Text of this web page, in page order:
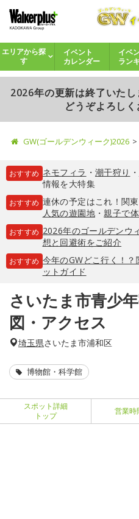
エリアから探
す
イベント
カレンダー
イベ
ラン
2026年の更新は終了いた
どうぞよろしく
GW(ゴールデンウィーク)2026
おすすめ ネモフィラ ・ 潮干狩り ・
情報を大特集
おすすめ 連休の予定はこれ！関
人気の遊園地・親子で
おすすめ 2026年のゴールデンウ
想と回避術をご紹介
おすすめ 今年のGWどこ行く！
ットガイド
さいたま市青少
図・アクセス
埼玉県さいたま市浦和区
博物館・科学館
スポット詳細
トップ
営業時